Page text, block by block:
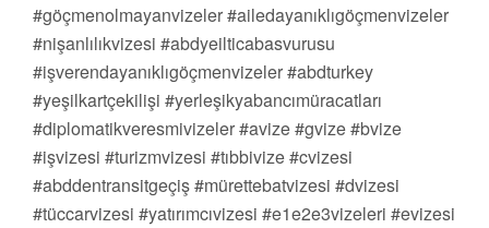
#göçmenolmayanvizeler #ailedayanıklıgöçmenvizeler
#nişanlılıkvizesi #abdyeilticabasvurusu
#işverendayanıklıgöçmenvizeler #abdturkey
#yeşilkartçekilişi #yerleşikyabancımüracatları
#diplomatikveresmivizeler #avize #gvize #bvize
#işvizesi #turizmvizesi #tıbbivize #cvizesi
#abddentransitgeçiş #mürettebatvizesi #dvizesi
#tüccarvizesi #yatırımcıvizesi #e1e2e3vizeleri #evizesi